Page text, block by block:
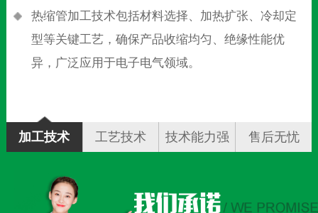
热缩管工艺技术涵盖原料配比、挤出成型、扩张处
理、辐照交联等关键环节，确保产品收缩比稳定、
加工技术 工艺技术 技术能力强 售后无忧